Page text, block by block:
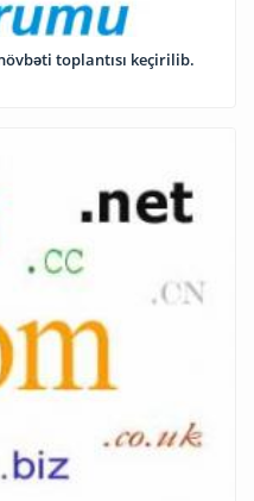
toplantısı keçirilib.